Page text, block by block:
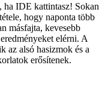
ha IDE kattintasz! Sokan
hogy naponta több
másfajta, kevesebb
elérni. A
az alsó hasizmok és a
erősítenek.